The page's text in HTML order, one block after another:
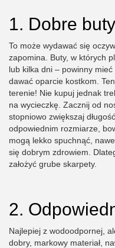
1. Dobre
To może wydawać się
zapomina. Buty, w których
lub kilka dni – powinny
dawać oparcie kostkom.
terenie! Nie kupuj jednak
na wycieczkę. Zacznij od
stopniowo zwiększaj
odpowiednim rozmiarze,
mogą lekko spuchnąć,
się dobrym zdrowiem.
założyć grube skarpety.
2.
Najlepiej z wodoodpornej,
dobry, markowy materiał,